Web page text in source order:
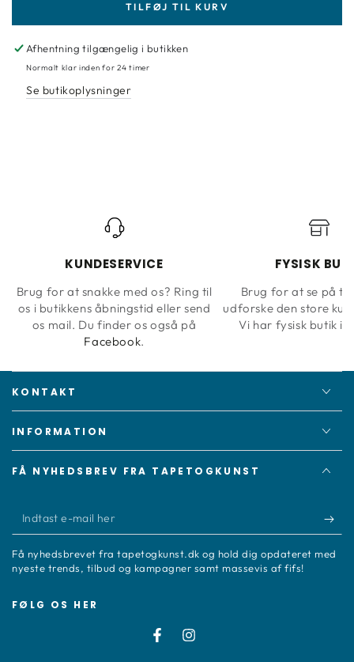
Casadeco
turkis
med
Casadeco
turkis
med
TILFØJ TIL KURV
Afhentning tilgængelig i butikken
Normalt klar inden for 24 timer
Se butikoplysninger
KUNDESERVICE
Brug for at snakke med os? Ring til
os i butikkens åbningstid eller send
os mail. Du finder os også på
Facebook.
FYSISK
Brug for at se på
udforske den store
Vi har fysisk butik i
KONTAKT
INFORMATION
FÅ NYHEDSBREV FRA TAPETOGKUNST
Indtast
e-
mail
Få nyhedsbrevet fra tapetogkunst.dk og hold dig opdateret med
nyeste trends, tilbud og kampagner samt massevis af fifs!
FØLG OS HER
FacebookInstagram